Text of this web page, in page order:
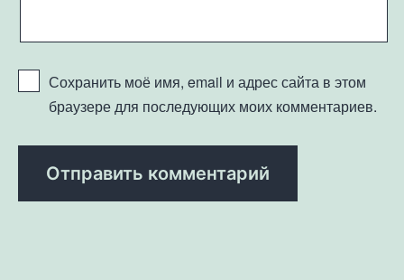
Сохранить моё имя, email и адрес сайта в этом
браузере для последующих моих комментариев.